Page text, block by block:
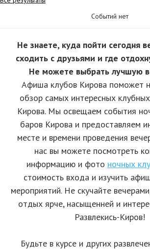
Событий нет
Не знаете, куда пойти сегодня
сходить с друзьями и где
Не можете выбрать лучшую
Афиша клубов Кирова поможет
обзор самых интересных
Кирова. Мы освещаем события
баров Кирова и предоставляем
месте и времени проведения
нас вы можете посмотреть
информацию и фото ночных
стоимость входа и изучить
мероприятий. Не скучайте
отдых ярче, насыщенней и
Развлекись-Киров!
Будьте в курсе и других